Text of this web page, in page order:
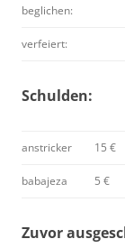
beglichen:
verfeiert:
Schulden:
anstricker 15 €
babajeza 5 €
Zuvor